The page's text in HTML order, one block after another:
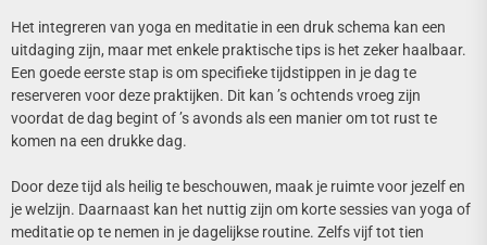
Het integreren van yoga en meditatie in een druk schema kan een
uitdaging zijn, maar met enkele praktische tips is het zeker haalbaar.
Een goede eerste stap is om specifieke tijdstippen in je dag te
reserveren voor deze praktijken. Dit kan ’s ochtends vroeg zijn
voordat de dag begint of ’s avonds als een manier om tot rust te
komen na een drukke dag.
Door deze tijd als heilig te beschouwen, maak je ruimte voor jezelf en
je welzijn. Daarnaast kan het nuttig zijn om korte sessies van yoga of
meditatie op te nemen in je dagelijkse routine. Zelfs vijf tot tien